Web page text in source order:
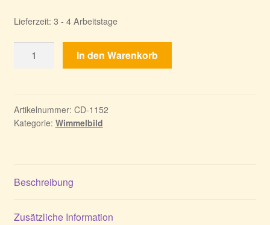
Lieferzeit: 3 - 4 Arbeitstage
Threat
In den Warenkorb
Artikelnummer: CD-1152
Kategorie: Wimmelbild
Beschreibung
Zusätzliche Information